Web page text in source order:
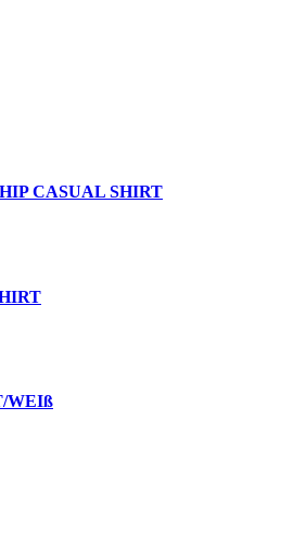
CASUAL SHIRT
WEIß